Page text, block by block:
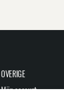
OVERIGE
Mijn account